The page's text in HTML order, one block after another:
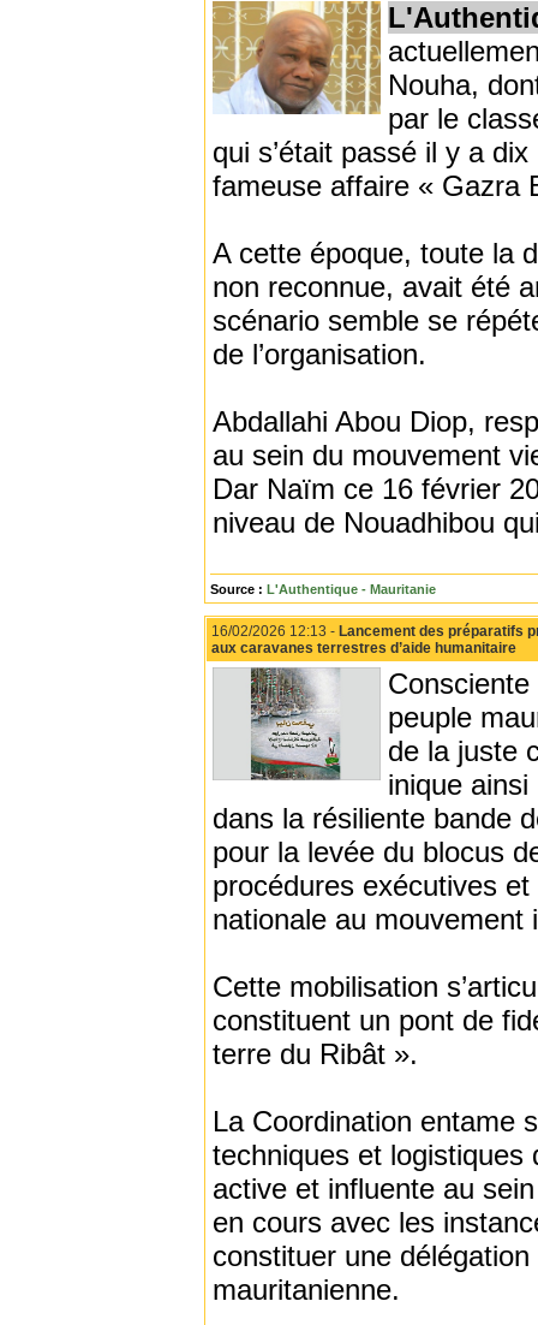
Nouha,
par le
qui s’était passé il y a
fameuse affaire « Gazra
A cette époque, toute la
non reconnue, avait été
scénario semble se
de l’organisation.
Abdallahi Abou Diop,
au sein du mouvement
Dar Naïm ce 16 février
niveau de Nouadhibou
Source : L'Authentique - Mauritanie
16/02/2026 12:13 - Lancement des préparatifs
aux caravanes terrestres d’aide humanitaire
peuple
de la juste
inique ainsi
dans la résiliente bande
pour la levée du blocus
procédures exécutives
nationale au mouvement
Cette mobilisation
constituent un pont de
terre du Ribât ».
La Coordination entame
techniques et logistiques
active et influente au
en cours avec les
constituer une
mauritanienne.